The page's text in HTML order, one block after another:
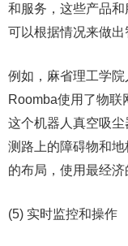
和服务，这些产品
可以根据情况来做出
例如，麻省理工学
Roomba使用了物联
这个机器人真空吸
测路上的障碍物和
的布局，使用最经济
(5) 实时监控和操作